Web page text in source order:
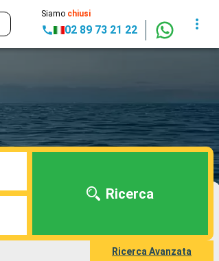
Siamo chiusi
02 89 73 21 22
Ricerca
Ricerca Avanzata